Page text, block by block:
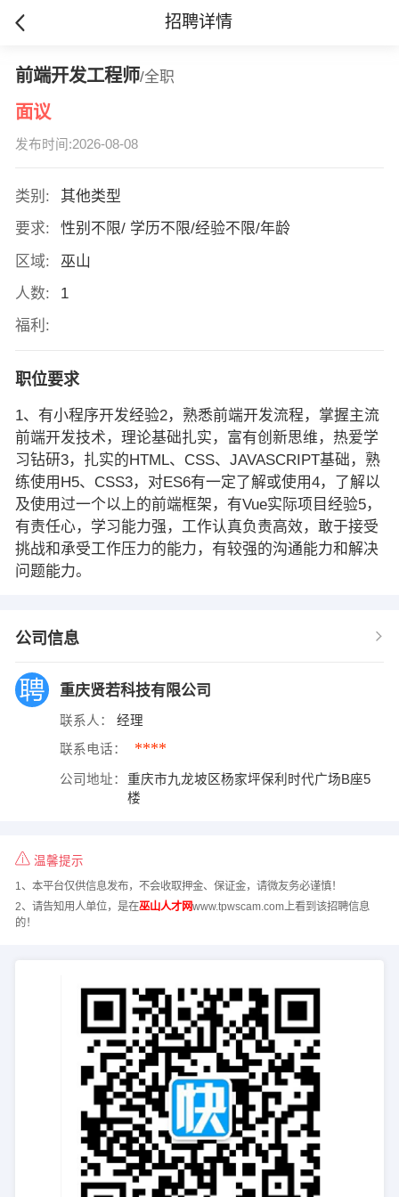
招聘详情
前端开发工程师/全职
面议
发布时间:2026-08-08
类别:
其他类型
要求:
性别不限/ 学历不限/经验不限/年龄
区域:
巫山
人数:
1
福利:
职位要求
1、有小程序开发经验2，熟悉前端开发流程，掌握主流
前端开发技术，理论基础扎实，富有创新思维，热爱学
习钻研3，扎实的HTML、CSS、JAVASCRIPT基础，熟
练使用H5、CSS3，对ES6有一定了解或使用4，了解以
及使用过一个以上的前端框架，有Vue实际项目经验5，
有责任心，学习能力强，工作认真负责高效，敢于接受
挑战和承受工作压力的能力，有较强的沟通能力和解决
问题能力。
公司信息
重庆贤若科技有限公司
联系人： 经理
联系电话： ****
公司地址：
重庆市九龙坡区杨家坪保利时代广场B座5
楼
温馨提示
1、本平台仅供信息发布，不会收取押金、保证金，请微友务必谨慎！
2、请告知用人单位，是在巫山人才网www.tpwscam.com上看到该招聘信息
的！